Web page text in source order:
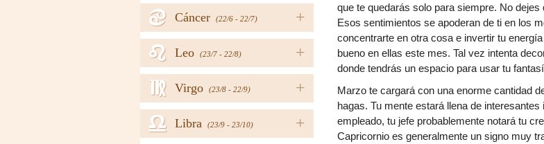
+
Cáncer (22/6 - 22/7)
d
+
Leo (23/7 - 22/8)
e
+
Virgo (23/8 - 22/9)
f
+
Libra (23/9 - 23/10)
g
que te quedarás solo para siempre. No
Esos sentimientos se apoderan de ti en los
concentrarte en otra cosa e invertir tu
bueno en ellas este mes. Tal vez intenta
donde tendrás un espacio para usar tu
Marzo te cargará con una enorme cantidad
hagas. Tu mente estará llena de
empleado, tu jefe probablemente notará tu
Capricornio es generalmente un signo muy